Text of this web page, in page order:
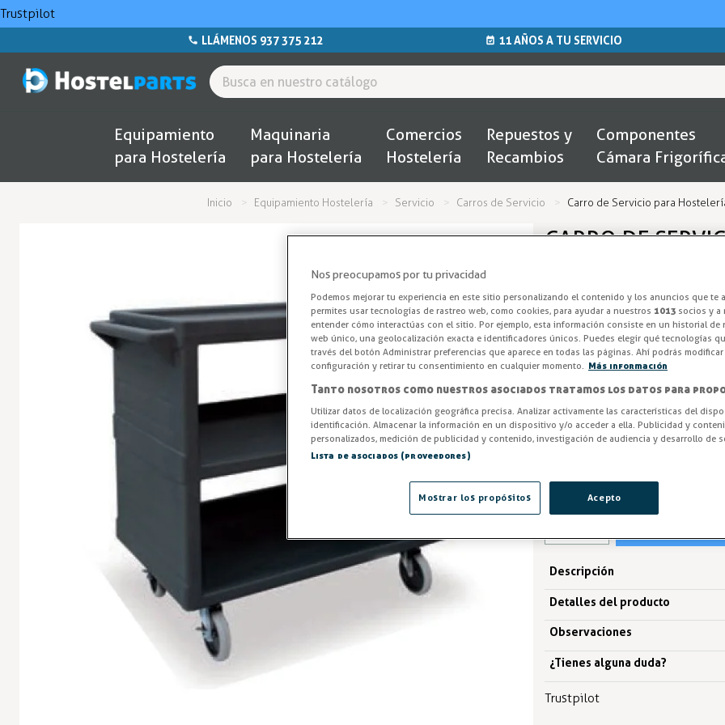
Trustpilot
LLÁMENOS 937 375 212 11 AÑOS A TU SERVICIO
Equipamiento
para Hostelería
Maquinaria
para Hostelería
Comercios
Hostelería
Repuestos y
Recambios
Componentes
Cámara
Inicio Equipamiento Hostelería Servicio Carros de Servicio Carro de Servicio para
CARRO DE
POLIETILENO
Carros de
Optimiza el servicio en tu
Negro CSEP85. Durable,
hostelero. ¡Compra ahora!
Entrega en 24/48h
Descripción
Detalles del producto
Observaciones
¿Tienes alguna duda?
Trustpilot
Nos preocupamos por tu privacidad
Podemos mejorar tu experiencia en este sitio personalizando el contenido y los anuncios que te
permites usar tecnologías de rastreo web, como cookies, para ayudar a nuestros 1013 socios y a
entender cómo interactúas con el sitio. Por ejemplo, esta información consiste en un historial de
web único, una geolocalización exacta e identificadores únicos. Puedes elegir qué tecnologías
través del botón Administrar preferencias que aparece en todas las páginas. Ahí podrás modificar
configuración y retirar tu consentimiento en cualquier momento.
Más información
Tanto nosotros como nuestros asociados tratamos los datos para
Utilizar datos de localización geográfica precisa. Analizar activamente las características del
identificación. Almacenar la información en un dispositivo y/o acceder a ella. Publicidad y
personalizados, medición de publicidad y contenido, investigación de audiencia y desarrollo de
Lista de asociados (proveedores)
Acepto
Mostrar los propósitos